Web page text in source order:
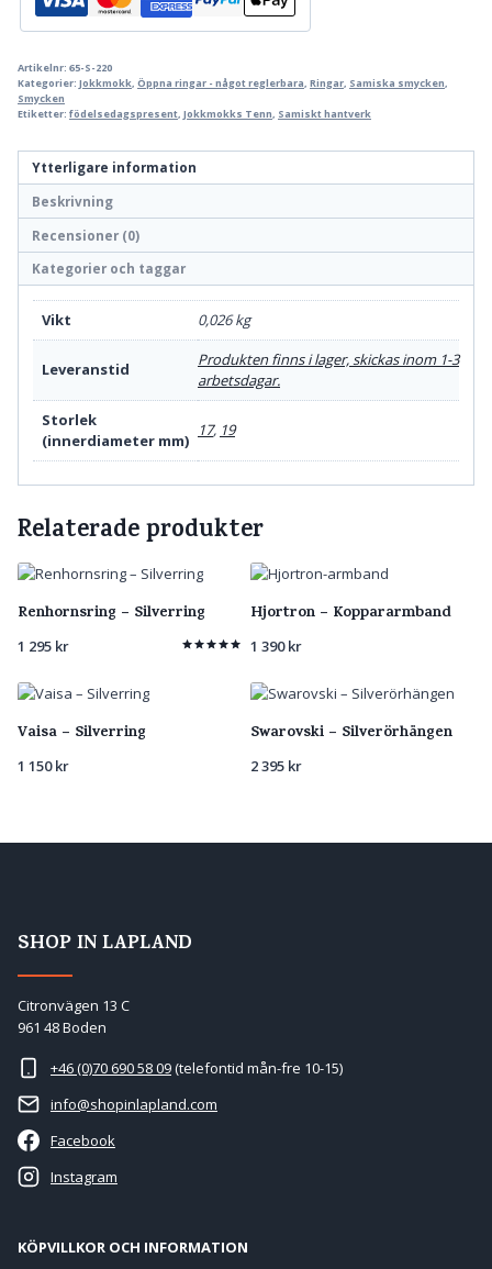
Artikelnr: 65-S-220
Kategorier: Jokkmokk Öppna ringar - något reglerbara Ringar Samiska smycken
Smycken
Etiketter: födelsedagspresent Jokkmokks Tenn Samiskt hantverk
Ytterligare information
Beskrivning
Recensioner (0)
Kategorier och taggar
Vikt 0,026 kg
Leveranstid
Produkten finns i lager, skickas inom 1-3
arbetsdagar.
Storlek
(innerdiameter mm)
17, 19
Relaterade produkter
Renhornsring – Silverring
1 295 kr
Hjortron – Koppararmband
1 390kr
Vaisa – Silverring
1 150kr
Swarovski – Silverörhängen
2 395 kr
SHOP IN LAPLAND
Citronvägen 13 C
961 48 Boden
+46 (0)70 690 58 09(telefontid mån-fre 10-15)
info@shopinlapland.com
Facebook
Instagram
KÖPVILLKOR OCH INFORMATION